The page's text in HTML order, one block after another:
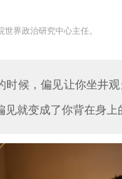
世界政治研究中心主任。
时候，偏见让你坐井
就变成了你背在身上